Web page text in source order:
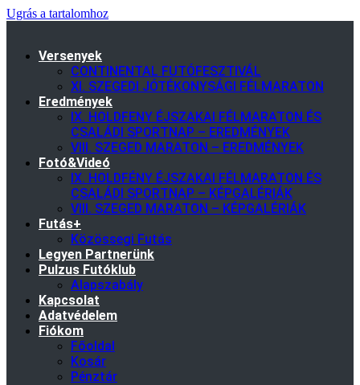
Ugrás a tartalomhoz
Versenyek
CONTINENTAL FUTÓFESZTIVÁL
XI. SZEGEDI JÓTÉKONYSÁGI FÉLMARATON
Eredmények
IX. HOLDFENY ÉJSZAKAI FÉLMARATON ÉS
CSALÁDI SPORTNAP – EREDMÉNYEK
VIII. SZEGED MARATON – EREDMÉNYEK
Fotó&Videó
IX. HOLDFÉNY ÉJSZAKAI FÉLMARATON ÉS
CSALÁDI SPORTNAP – KÉPGALÉRIÁK
VIII. SZEGED MARATON – KÉPGALÉRIÁK
Futás+
Közössegi Futás
Legyen Partnerünk
Pulzus Futóklub
Alapszabály
Kapcsolat
Adatvédelem
Fiókom
Főoldal
Kosár
Pénztár